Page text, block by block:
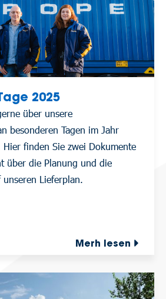
2025
über unsere
besonderen Tagen im Jahr
finden Sie zwei Dokumente
über die Planung und die
Lieferplan.
Merh lesen